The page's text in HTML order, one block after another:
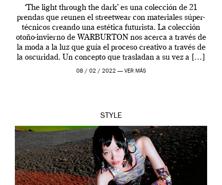
‘The light through the dark’ es una colección de 21
prendas que reunen el streetwear con materiales súper-
técnicos creando una estética futurista. La colección
otoño-invierno de WARBURTON nos acerca a través de
la moda a la luz que guía el proceso creativo a través de
la oscuridad. Un concepto que trasladan a su vez a […]
08 / 02 / 2022 — VER MÁS
STYLE